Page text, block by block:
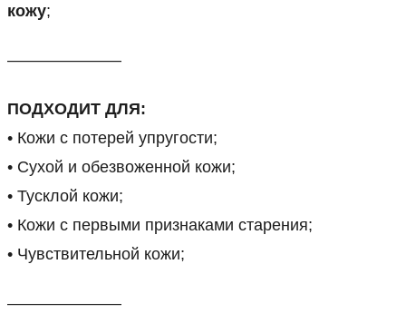
кожу;
———————
ПОДХОДИТ ДЛЯ:
• Кожи с потерей упругости;
• Сухой и обезвоженной кожи;
• Тусклой кожи;
• Кожи с первыми признаками старения;
• Чувствительной кожи;
———————